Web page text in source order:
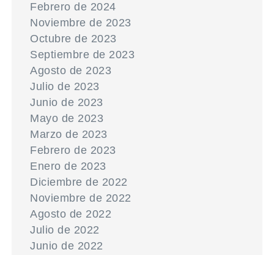
Febrero de 2024
Noviembre de 2023
Octubre de 2023
Septiembre de 2023
Agosto de 2023
Julio de 2023
Junio de 2023
Mayo de 2023
Marzo de 2023
Febrero de 2023
Enero de 2023
Diciembre de 2022
Noviembre de 2022
Agosto de 2022
Julio de 2022
Junio de 2022